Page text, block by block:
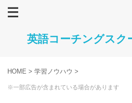
英語コーチングスク
HOME > 学習ノウハウ >
※一部広告が含まれている場合があります